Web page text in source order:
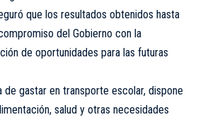
que los resultados obtenidos hasta
del Gobierno con la
de oportunidades para las futuras
de gastar en transporte escolar, dispone
salud y otras necesidades